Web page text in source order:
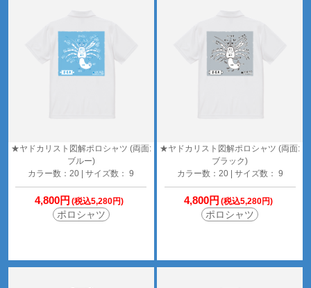
★ヤドカリスト図解ポロシャツ (両面:
ブルー)
カラー数：20 | サイズ数： 9
4,800円 (税込5,280円)
ポロシャツ
★ヤドカリスト図解ポロシャツ (両面:
ブラック)
カラー数：20 | サイズ数： 9
4,800円 (税込5,280円)
ポロシャツ